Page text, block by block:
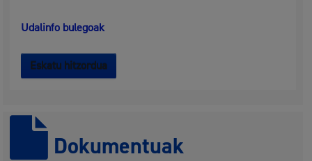
Udalinfo bulegoak
Eskatu hitzordua
Dokumentuak